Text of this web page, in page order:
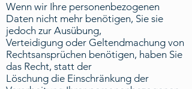
Wenn wir Ihre personenbezogenen
Daten nicht mehr benötigen, Sie sie
jedoch zur Ausübung,
Verteidigung oder Geltendmachung von
Rechtsansprüchen benötigen, haben Sie
das Recht, statt der
Löschung die Einschränkung der